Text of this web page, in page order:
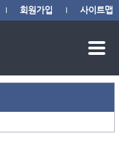
회원가입 사이트맵